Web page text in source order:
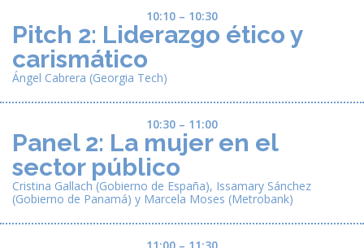
10:10 – 10:30
Pitch 2: Liderazgo ético y
carismático
Ángel Cabrera (Georgia Tech)
10:30 – 11:00
Panel 2: La mujer en el
sector público
Cristina Gallach (Gobierno de España), Issamary Sánchez
(Gobierno de Panamá) y Marcela Moses (Metrobank)